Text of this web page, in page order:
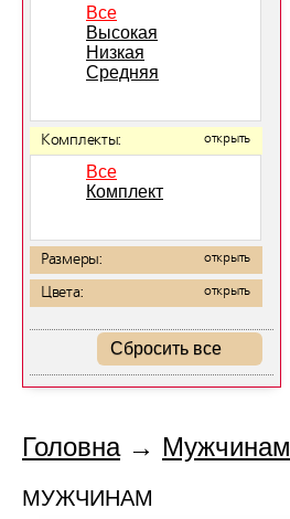
Все
Высокая
Низкая
Средняя
Комплекты: открыть
Все
Комплект
Размеры: открыть
Цвета: открыть
Сбросить все
Головна→ Мужчинам
МУЖЧИНАМ